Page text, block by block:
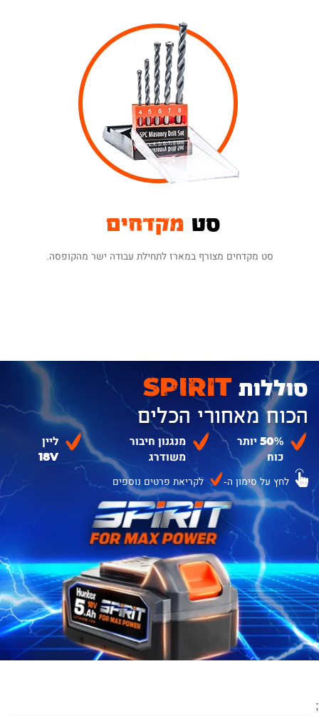
סט מקדחים
סט מקדחים מצורף במארז לתחילת עבודה ישר מהקופסה.
סוללות SPIRIT
הכוח מאחורי הכלים
50% יותר
כוח
מנגנון חיבור
משודרג
ליין
18V
לחץ על סימון ה- לקריאת פרטים נוספים
;